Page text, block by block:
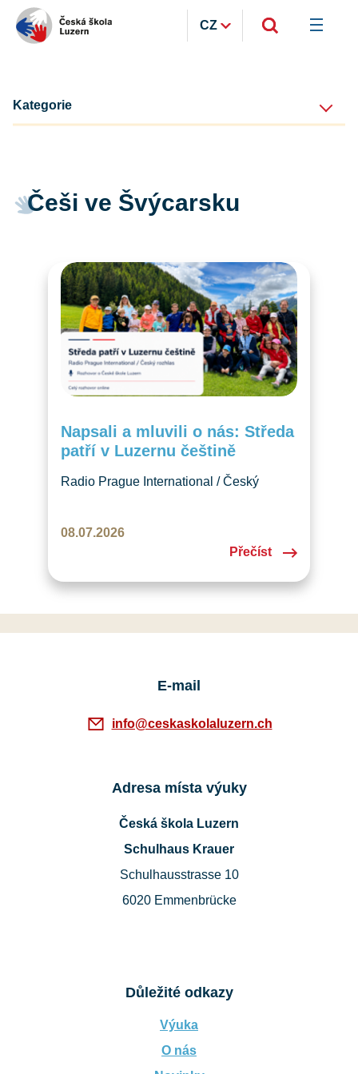
CZ
Češi ve Švýcarsku
Napsali a mluvili o nás: Středa
patří v Luzernu češtině
Radio Prague International / Český
v zahraničí. Rozhovor krásně zachycuje
naši školu, děti, češtinu i komunitu, kterou
08.07.2026
Přečíst
Kategorie
E-mail
info@ceskaskolaluzern.ch
Adresa místa výuky
Česká škola Luzern
Schulhaus Krauer
Schulhausstrasse 10
6020 Emmenbrücke
Důležité odkazy
Výuka
O nás